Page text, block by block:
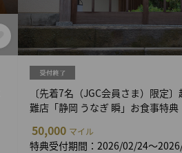
〔先着7名（JGC会員さま）限定
難店「静岡 うなぎ 瞬」お食事特典
50,000 マイル
特典受付期間：2026/02/24～